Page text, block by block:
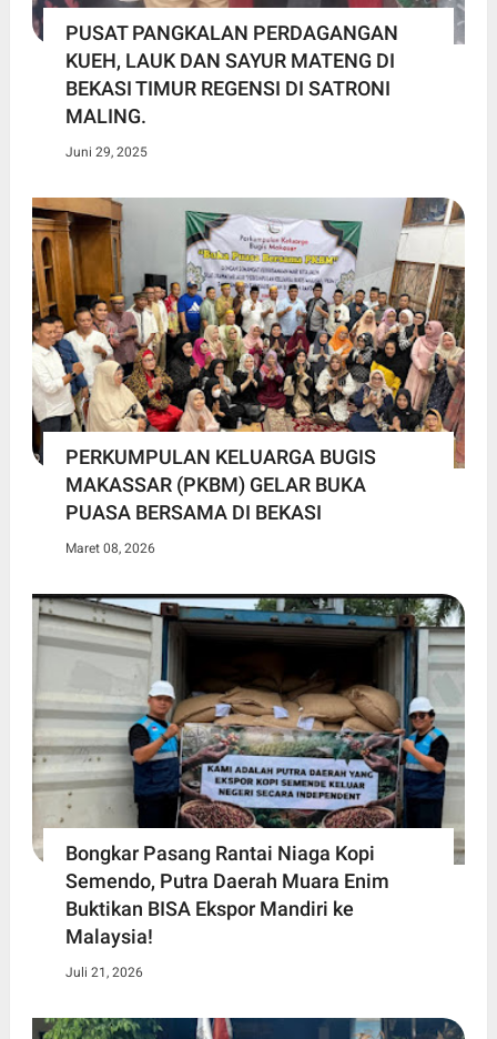
PUSAT PANGKALAN PERDAGANGAN
KUEH, LAUK DAN SAYUR MATENG DI
BEKASI TIMUR REGENSI DI SATRONI
MALING.
Juni 29, 2025
PERKUMPULAN KELUARGA BUGIS
MAKASSAR (PKBM) GELAR BUKA
PUASA BERSAMA DI BEKASI
Maret 08, 2026
Bongkar Pasang Rantai Niaga Kopi
Semendo, Putra Daerah Muara Enim
Buktikan BISA Ekspor Mandiri ke
Malaysia!
Juli 21, 2026